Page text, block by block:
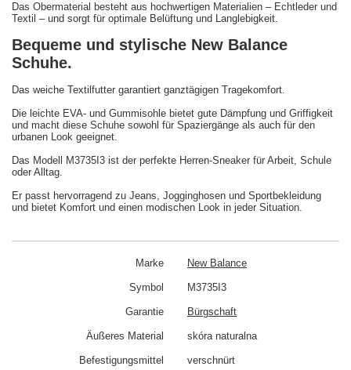
Das Obermaterial besteht aus hochwertigen Materialien – Echtleder und
Textil – und sorgt für optimale Belüftung und Langlebigkeit.
Bequeme und stylische New Balance
Schuhe.
Das weiche Textilfutter garantiert ganztägigen Tragekomfort.
Die leichte EVA- und Gummisohle bietet gute Dämpfung und Griffigkeit
und macht diese Schuhe sowohl für Spaziergänge als auch für den
urbanen Look geeignet.
Das Modell M3735I3 ist der perfekte Herren-Sneaker für Arbeit, Schule
oder Alltag.
Er passt hervorragend zu Jeans, Jogginghosen und Sportbekleidung
und bietet Komfort und einen modischen Look in jeder Situation.
Marke New Balance
Symbol M3735I3
Garantie Bürgschaft
Äußeres Material skóra naturalna
Befestigungsmittel verschnürt